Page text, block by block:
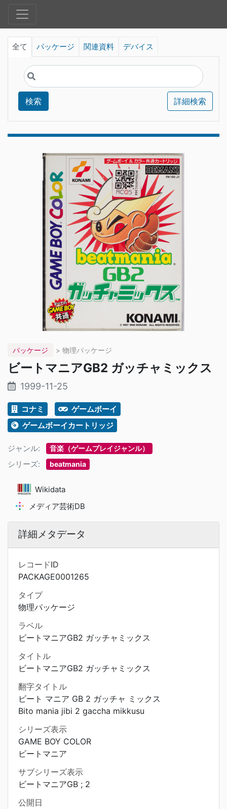
全て パッケージ 関連資料 デバイス
検索 詳細検索
パッケージ > 物理パッケージ
ビートマニアGB2 ガッチャミックス
1999-11-25
コナミ
ゲームボーイ
ゲームボーイカートリッジ
ジャンル: 音楽（ゲームプレイジャンル）
シリーズ: beatmania
Wikidata
メディア芸術DB
詳細メタデータ
レコードID
PACKAGE0001265
タイプ
物理パッケージ
ラベル
ビートマニアGB2 ガッチャミックス
タイトル
ビートマニアGB2 ガッチャミックス
翻字タイトル
ビート マニア GB 2 ガッチャ ミックス
Bito mania jibi 2 gaccha mikkusu
シリーズ表示
GAME BOY COLOR
ビートマニア
サブシリーズ表示
ビートマニアGB ; 2
公開日